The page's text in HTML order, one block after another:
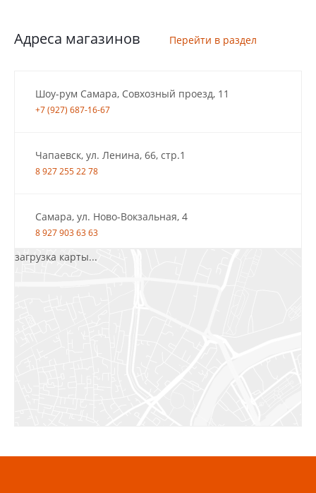
Адреса магазинов Перейти в раздел
Шоу-рум Самара, Совхозный проезд, 11
+7 (927) 687-16-67
Чапаевск, ул. Ленина, 66, стр.1
8 927 255 22 78
Самара, ул. Ново-Вокзальная, 4
8 927 903 63 63
загрузка карты...